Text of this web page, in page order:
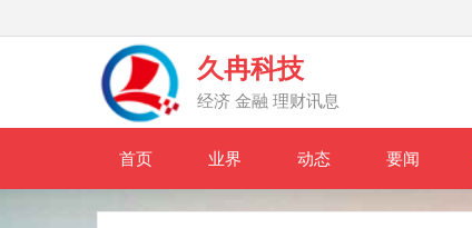
久冉科技
经济 金融 理财讯息
首页 业界 动态 要闻